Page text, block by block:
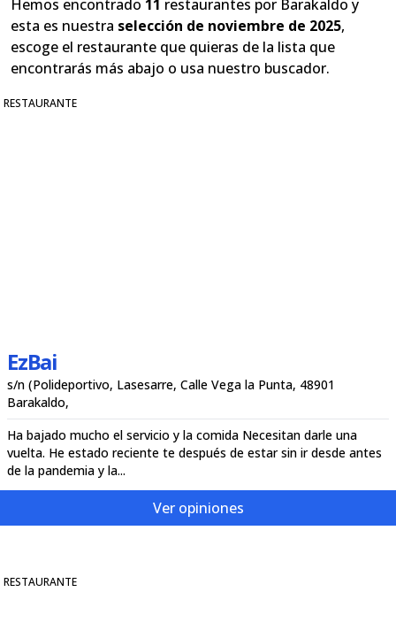
Hemos encontrado 11 restaurantes por Barakaldo y
esta es nuestra selección de noviembre de 2025,
escoge el restaurante que quieras de la lista que
encontrarás más abajo o usa nuestro buscador.
RESTAURANTE
EzBai
s/n (Polideportivo, Lasesarre, Calle Vega la Punta, 48901
Barakaldo,
Ha bajado mucho el servicio y la comida Necesitan darle una
vuelta. He estado reciente te después de estar sin ir desde antes
de la pandemia y la...
Ver opiniones
RESTAURANTE